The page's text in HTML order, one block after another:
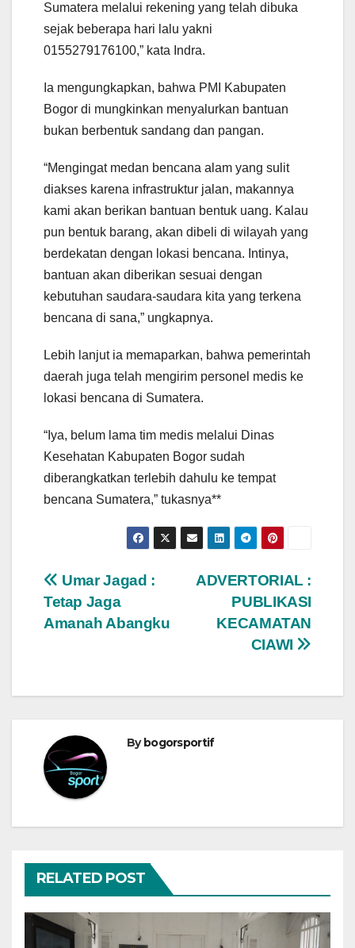
Sumatera melalui rekening yang telah dibuka
sejak beberapa hari lalu yakni
0155279176100,” kata Indra.
Ia mengungkapkan, bahwa PMI Kabupaten
Bogor di mungkinkan menyalurkan bantuan
bukan berbentuk sandang dan pangan.
“Mengingat medan bencana alam yang sulit
diakses karena infrastruktur jalan, makannya
kami akan berikan bantuan bentuk uang. Kalau
pun bentuk barang, akan dibeli di wilayah yang
berdekatan dengan lokasi bencana. Intinya,
bantuan akan diberikan sesuai dengan
kebutuhan saudara-saudara kita yang terkena
bencana di sana,” ungkapnya.
Lebih lanjut ia memaparkan, bahwa pemerintah
daerah juga telah mengirim personel medis ke
lokasi bencana di Sumatera.
“Iya, belum lama tim medis melalui Dinas
Kesehatan Kabupaten Bogor sudah
diberangkatkan terlebih dahulu ke tempat
bencana Sumatera,” tukasnya**
Navigasi
pos
ADVERTORIAL :
PUBLIKASI
KECAMATAN
CIAWI
Umar Jagad :
Tetap Jaga
Amanah Abangku
Bybogorsportif
RELATED POST